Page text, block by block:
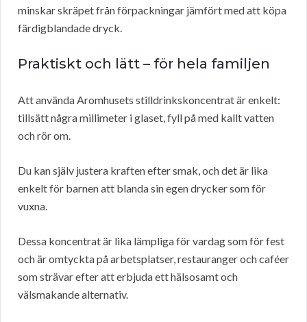
minskar skräpet från förpackningar jämfört med att köpa
färdigblandade dryck.
Praktiskt och lätt – för hela familjen
Att använda Aromhusets stilldrinkskoncentrat är enkelt:
tillsätt några millimeter i glaset, fyll på med kallt vatten
och rör om.
Du kan själv justera kraften efter smak, och det är lika
enkelt för barnen att blanda sin egen drycker som för
vuxna.
Dessa koncentrat är lika lämpliga för vardag som för fest
och är omtyckta på arbetsplatser, restauranger och caféer
som strävar efter att erbjuda ett hälsosamt och
välsmakande alternativ.